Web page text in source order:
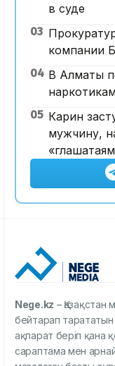
в суде
03
компании
04 В Алматы
05 Карин
мужчину,
Nege.kz –
бейтарап
ақпарат беріп қана
сараптама мен